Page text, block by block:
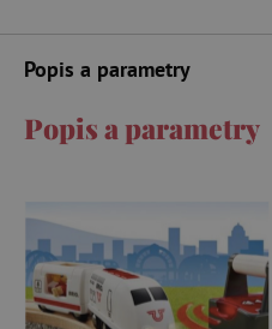
Popis a parametry
Popis a parametry